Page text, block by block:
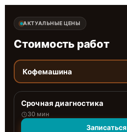
АКТУАЛЬНЫЕ ЦЕНЫ
Стоимость работ
Кофемашина
Срочная диагностика
30 мин
Записаться